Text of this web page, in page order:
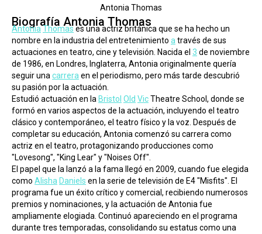
Antonia Thomas
Biografía Antonia Thomas
Antonia Thomas es una actriz británica que se ha hecho un
nombre en la industria del entretenimiento a través de sus
actuaciones en teatro, cine y televisión. Nacida el 3 de noviembre
de 1986, en Londres, Inglaterra, Antonia originalmente quería
seguir una carrera en el periodismo, pero más tarde descubrió
su pasión por la actuación.
Estudió actuación en la Bristol Old Vic Theatre School, donde se
formó en varios aspectos de la actuación, incluyendo el teatro
clásico y contemporáneo, el teatro físico y la voz. Después de
completar su educación, Antonia comenzó su carrera como
actriz en el teatro, protagonizando producciones como
"Lovesong", "King Lear" y "Noises Off".
El papel que la lanzó a la fama llegó en 2009, cuando fue elegida
como Alisha Daniels en la serie de televisión de E4 "Misfits". El
programa fue un éxito crítico y comercial, recibiendo numerosos
premios y nominaciones, y la actuación de Antonia fue
ampliamente elogiada. Continuó apareciendo en el programa
durante tres temporadas, consolidando su estatus como una